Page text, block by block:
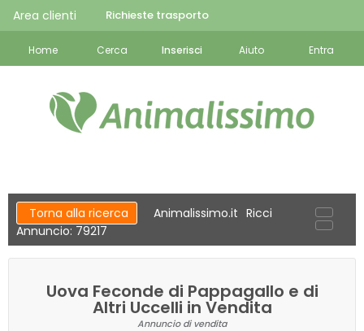
Area clienti Richieste trasporto
Home Cerca Inserisci Aiuto Entra
Torna alla ricerca Animalissimo.it Ricci
Annuncio: 79217
Uova Feconde di Pappagallo e di
Altri Uccelli in Vendita
Annuncio di vendita